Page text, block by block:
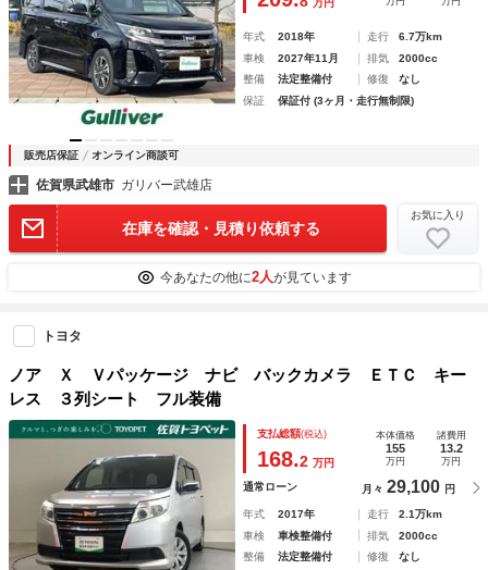
万円
年式 2018年 走行
6.7万km
車検
2027年11月 排気
2000cc
整備
法定整備付 修復
なし
保証
保証付 (3ヶ月・走行無制限)
販売店保証 オンライン商談可
佐賀県武雄市 ガリバー武雄店
在庫を確認・見積り依頼する
お気に入り
今あなたの他に2人が見ています
トヨタ
ノア Ｘ Ｖパッケージ ナビ バックカメラ ＥＴＣ キー
レス ３列シート フル装備
支払総額(税込)
168.2 万円
本体価格
155
万円
諸費用
13.2
万円
通常ローン 月々 29,100 円
年式 2017年 走行
2.1万km
車検
車検整備付 排気
2000cc
整備
法定整備付 修復
なし